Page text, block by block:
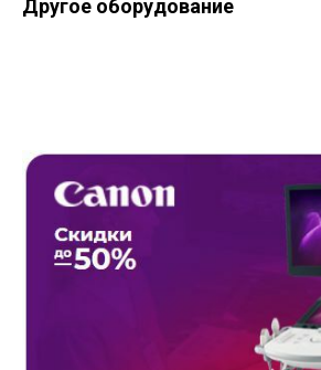
Другое оборудование